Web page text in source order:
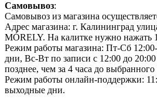
Самовывоз:
Самовывоз из магазина
Адрес магазина: г. Калининград
MÓRELY. На калитке нужно нажать
Режим работы магазина: Пт-Сб
дни, Вс-Вт по записи с 12:00 до
позднее, чем за 4 часа до
Режим работы онлайн-поддержки:
выходные дни.